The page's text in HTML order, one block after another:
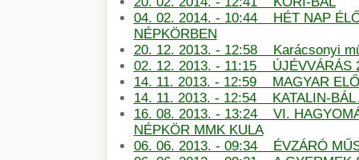
04. 02. 2014. - 10:44 HÉT NAP
NÉPKÖRBEN
20. 12. 2013. - 12:58 Karácsonyi
02. 12. 2013. - 11:15 ÚJÉVVÁRÁS
14. 11. 2013. - 12:59 MAGYAR
14. 11. 2013. - 12:54 KATALIN-BÁL
16. 08. 2013. - 13:24 VI.
NÉPKÖR MMK KULA
06. 06. 2013. - 09:34 ÉVZÁRÓ